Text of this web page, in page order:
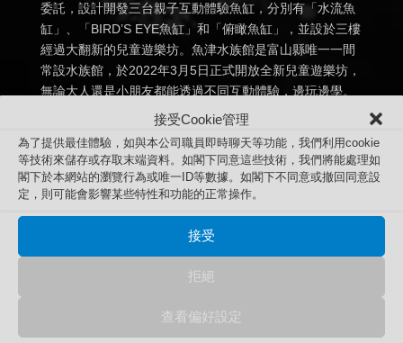
接受Cookie管理
為了提供最佳體驗，如與本公司職員即時聊天等功能，我們利用cookie
等技術來儲存或存取末端資料。如閣下同意這些技術，我們將能處理如
閣下於本網站的瀏覽行為或唯一ID等數據。如閣下不同意或撤回同意設
定，則可能會影響某些特性和功能的正常操作。
接受
拒絕
查看偏好設定
委託，設計開發三台親子互動體驗魚缸，分別有「水流魚
缸」、「BIRD’S EYE魚缸」和「俯瞰魚缸」，並設於三樓
經過大翻新的兒童遊樂坊。魚津水族館是富山縣唯一一間
常設水族館，於2022年3月5日正式開放全新兒童遊樂坊，
無論大人還是小朋友都能透過不同互動體驗，邊玩邊學。
三台魚缸的設計均經過深思熟慮，各有特色，為遊人帶來